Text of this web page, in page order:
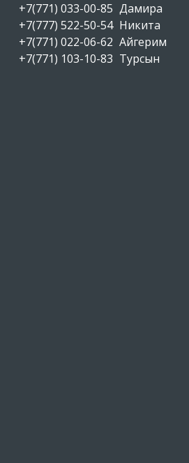
+7(771) 033-00-85 Дамира
+7(777) 522-50-54 Никита
+7(771) 022-06-62 Айгерим
+7(771) 103-10-83 Турсын